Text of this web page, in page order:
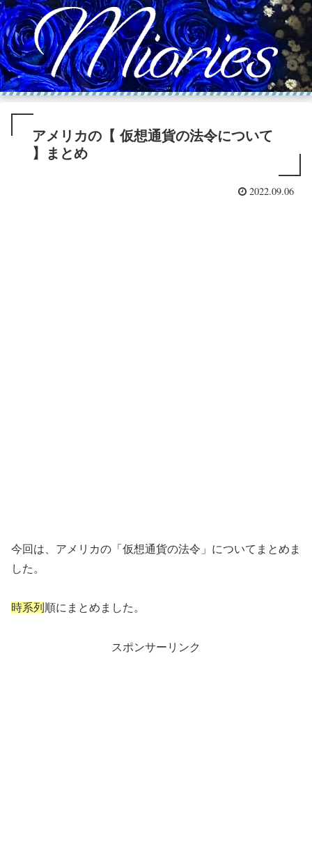
アメリカの【 仮想通貨の法令について
】まとめ
2022.09.06
今回は、アメリカの「仮想通貨の法令」についてまとめま
した。
時系列 順にまとめました。
スポンサーリンク